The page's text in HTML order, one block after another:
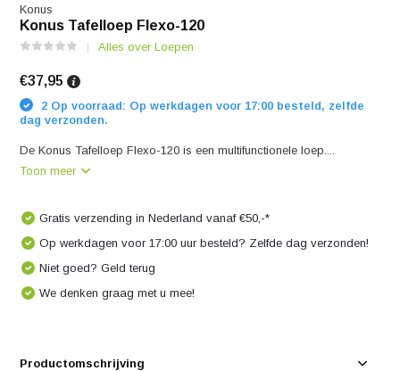
Konus
Konus Tafelloep Flexo-120
Alles over Loepen
€37,95
2 Op voorraad: Op werkdagen voor 17:00 besteld, zelfde
dag verzonden.
De Konus Tafelloep Flexo-120 is een multifunctionele loep....
Toon meer
Gratis verzending in Nederland vanaf €50,-*
Op werkdagen voor 17:00 uur besteld? Zelfde dag verzonden!
Niet goed? Geld terug
We denken graag met u mee!
Productomschrijving